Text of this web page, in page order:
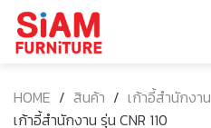
HOME / สินค้า / เก้าอี้สำนักงาน
เก้าอี้สำนักงาน รุ่น CNR 110